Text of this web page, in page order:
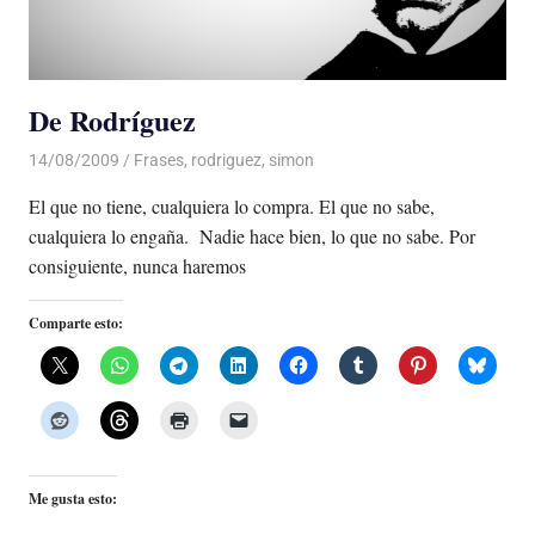
De Rodríguez
14/08/2009 De todo un Poco
Frases, rodriguez, simon
El que no tiene, cualquiera lo compra. El que no sabe,
cualquiera lo engaña. Nadie hace bien, lo que no sabe. Por
consiguiente, nunca haremos
Comparte esto:
Me gusta esto: